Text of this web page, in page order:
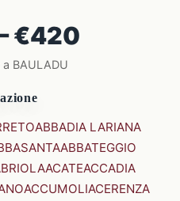
€420
BAULADU
ABBADIA LARIANA
ABBATEGGIO
ACATEACCADIA
ACCUMOLIACERENZA